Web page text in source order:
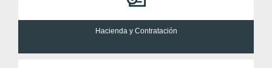
Hacienda y Contratación